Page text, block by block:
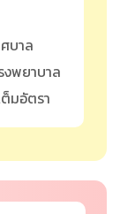
บาล
พยาบาล
มอัตรา